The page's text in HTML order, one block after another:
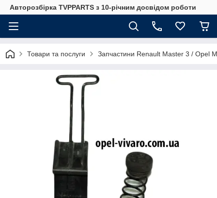
Авторозбірка TVPPARTS з 10-річним досвідом роботи
Товари та послуги Запчастини Renault Master 3 / Opel